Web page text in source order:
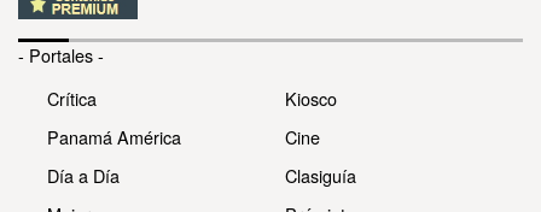
- Portales -
Crítica
Panamá América
Día a Día
Kiosco
Cine
Clasiguía